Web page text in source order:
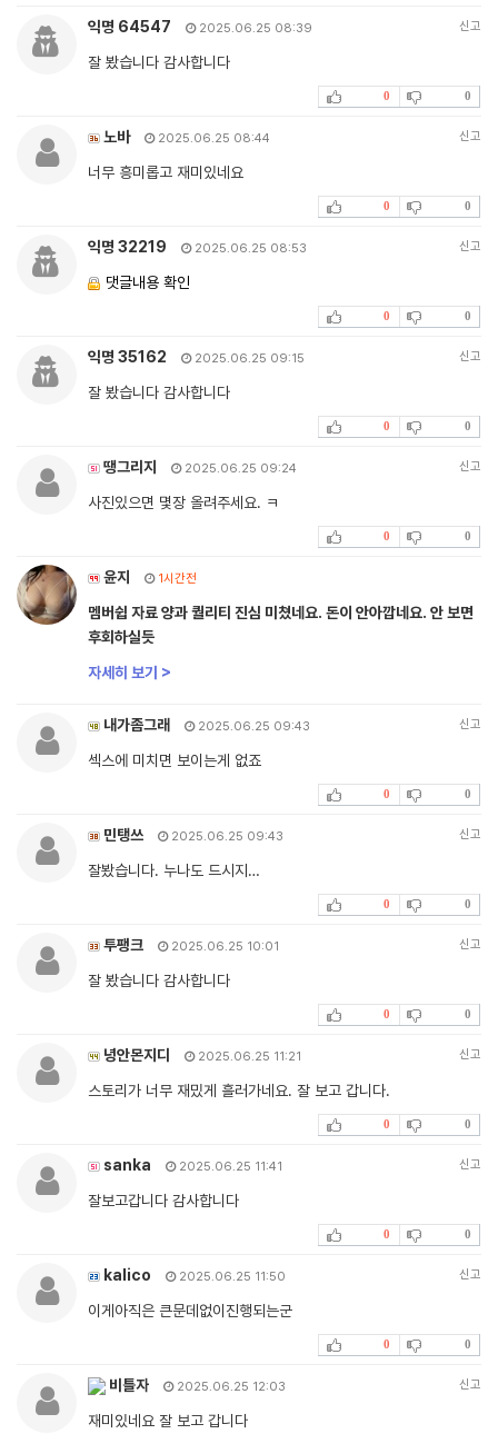
익명 64547 2025.06.25 08:39 신고
잘 봤습니다 감사합니다
0 0
노바 2025.06.25 08:44 신고
너무 흥미롭고 재미있네요
0 0
익명 32219 2025.06.25 08:53 신고
댓글내용 확인
0 0
익명 35162 2025.06.25 09:15 신고
잘 봤습니다 감사합니다
0 0
땡그리지 2025.06.25 09:24 신고
사진있으면 몇장 올려주세요. ㅋ
0 0
윤지 1시간전
멤버쉽 자료 양과 퀄리티 진심 미쳤네요. 돈이 안아깝네요. 안 보면
후회하실듯
자세히 보기 >
내가좀그래 2025.06.25 09:43 신고
섹스에 미치면 보이는게 없죠
0 0
민탱쓰 2025.06.25 09:43 신고
잘봤습니다. 누나도 드시지…
0 0
투팽크 2025.06.25 10:01 신고
잘 봤습니다 감사합니다
0 0
녕안몬지디 2025.06.25 11:21 신고
스토리가 너무 재밌게 흘러가네요. 잘 보고 갑니다.
0 0
sanka 2025.06.25 11:41 신고
잘보고갑니다 감사합니다
0 0
kalico 2025.06.25 11:50 신고
이게아직은 큰문데없이진행되는군
0 0
비틀자 2025.06.25 12:03 신고
재미있네요 잘 보고 갑니다